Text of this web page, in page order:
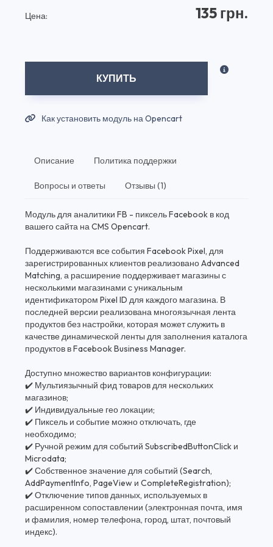
Цена: 135 грн.
КУПИТЬ
Как установить модуль на Opencart
Описание Политика поддержки
Вопросы и ответы Отзывы (1)
Модуль для аналитики FB - пиксель Facebook в код
вашего сайта на CMS Opencart.
Поддерживаются все события Facebook Pixel, для
зарегистрированных клиентов реализовано Advanced
Matching, а расширение поддерживает магазины с
несколькими магазинами с уникальным
идентификатором Pixel ID для каждого магазина. В
последней версии реализована многоязычная лента
продуктов без настройки, которая может служить в
качестве динамической ленты для заполнения каталога
продуктов в Facebook Business Manager.
Доступно множество вариантов конфигурации:
✔️ Мультиязычный фид товаров для нескольких
магазинов;
✔️ Индивидуальные гео локации;
✔️ Пиксель и событие можно отключать, где
необходимо;
✔️ Ручной режим для событий SubscribedButtonClick и
Microdata;
✔️ Собственное значение для событий (Search,
AddPaymentInfo, PageView и CompleteRegistration);
✔️ Отключение типов данных, используемых в
расширенном сопоставлении (электронная почта, имя
и фамилия, номер телефона, город, штат, почтовый
индекс).